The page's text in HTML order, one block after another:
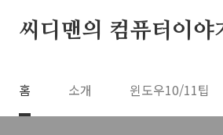
씨디맨의 컴퓨터이야
홈 소개 윈도우10/11팁